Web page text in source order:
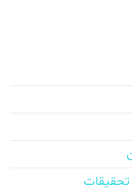
تحقیقات